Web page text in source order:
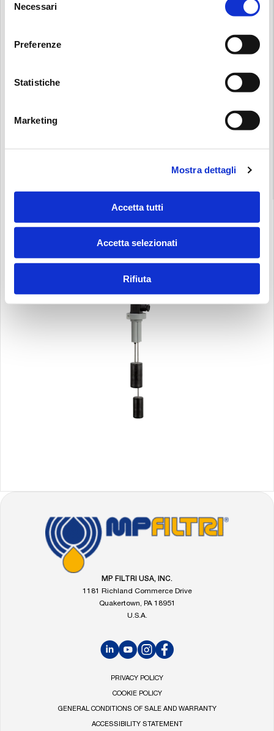
delNecessari
Preferenze
Statistiche
Marketing
Mostra dettagli
Accetta tutti
Accetta selezionati
Rifiuta
3D MODELS
FOOTER
Go
to
the
MP FILTRI USA, INC.
1181 Richland Commerce Drive
Quakertown, PA 18951
U.S.A.
LinkedInYouTubeInstagramFacebook
PRIVACY POLICY
COOKIE POLICY
GENERAL CONDITIONS OF SALE AND WARRANTY
ACCESSIBILITY STATEMENT